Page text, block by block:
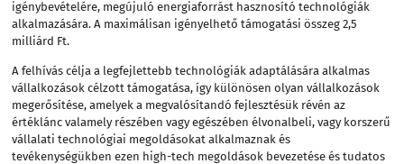
igénybevételére, megújuló energiaforrást hasznosító technológiák
alkalmazására. A maximálisan igényelhető támogatási összeg 2,5
milliárd Ft.
A felhívás célja a legfejlettebb technológiák adaptálására alkalmas
vállalkozások célzott támogatása, így különösen olyan vállalkozások
megerősítése, amelyek a megvalósítandó fejlesztésük révén az
értéklánc valamely részében vagy egészében élvonalbeli, vagy korszerű
vállalati technológiai megoldásokat alkalmaznak és
tevékenységükben ezen high-tech megoldások bevezetése és tudatos